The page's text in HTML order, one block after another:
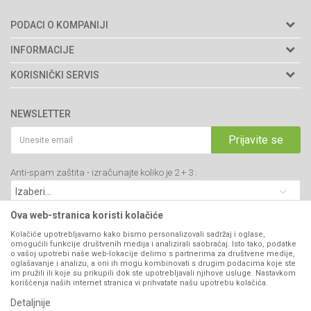
PODACI O KOMPANIJI
Agromarket doo
Adresa: Kraljevačkog bataljona 235/2
34000 Kragujevac, Srbija
webshop@agromarket.rs
PIB: 102135221
Matični broj: 07593252
INFORMACIJE
O nama
Prodavnice
Brendovi
Katalozi
Blog
Najčešća pitanja
KORISNIČKI SERVIS
Politika privatnosti
Kako kupiti
Isporuka
Click & Collect
Načini plaćanja
Plaćanje karticama
Web kredit Raiffeisen banke
Pravo na odustajanje
Reklamacije
NEWSLETTER
Prijavite se
Anti-spam zaštita - izračunajte koliko je 2 + 3 :
VIBER I SMS NEWSLETTER
Prijavite se
PRATITE NAS
Ova web-stranica koristi kolačiće
Kolačiće upotrebljavamo kako bismo personalizovali sadržaj i oglase,
omogućili funkcije društvenih medija i analizirali saobraćaj. Isto tako, podatke
o vašoj upotrebi naše web-lokacije delimo s partnerima za društvene medije,
oglašavanje i analizu, a oni ih mogu kombinovati s drugim podacima koje ste
im pružili ili koje su prikupili dok ste upotrebljavali njihove usluge. Nastavkom
korišćenja naših internet stranica vi prihvatate našu upotrebu kolačića.
Detaljnije